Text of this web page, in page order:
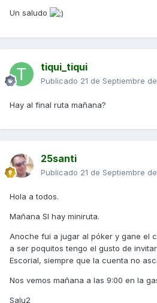
Un saludo
tiqui_tiqui
Publicado 21 de Septiembre
Hay al final ruta mañana?
25santi
Publicado 21 de Septiembre
Hola a todos.
Mañana SI hay miniruta.
Anoche fui a jugar al póker y gane el
a ser poquitos tengo el gusto de
Escorial, siempre que la cuenta no
Nos vemos mañana a las 9:00 en la
Salu2